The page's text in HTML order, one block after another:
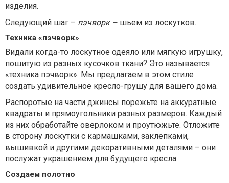
изделия.
Следующий шаг – пэчворк – шьем из лоскутков.
Техника «пэчворк»
Видали когда-то лоскутное одеяло или мягкую игрушку,
пошитую из разных кусочков ткани? Это называется
«техника пэчворк». Мы предлагаем в этом стиле
создать удивительное кресло-грушу для вашего дома.
Распоротые на части джинсы порежьте на аккуратные
квадраты и прямоугольники разных размеров. Каждый
из них обработайте оверлоком и проутюжьте. Отложите
в сторону лоскутки с кармашками, заклепками,
вышивкой и другими декоративными деталями – они
послужат украшением для будущего кресла.
Создаем полотно